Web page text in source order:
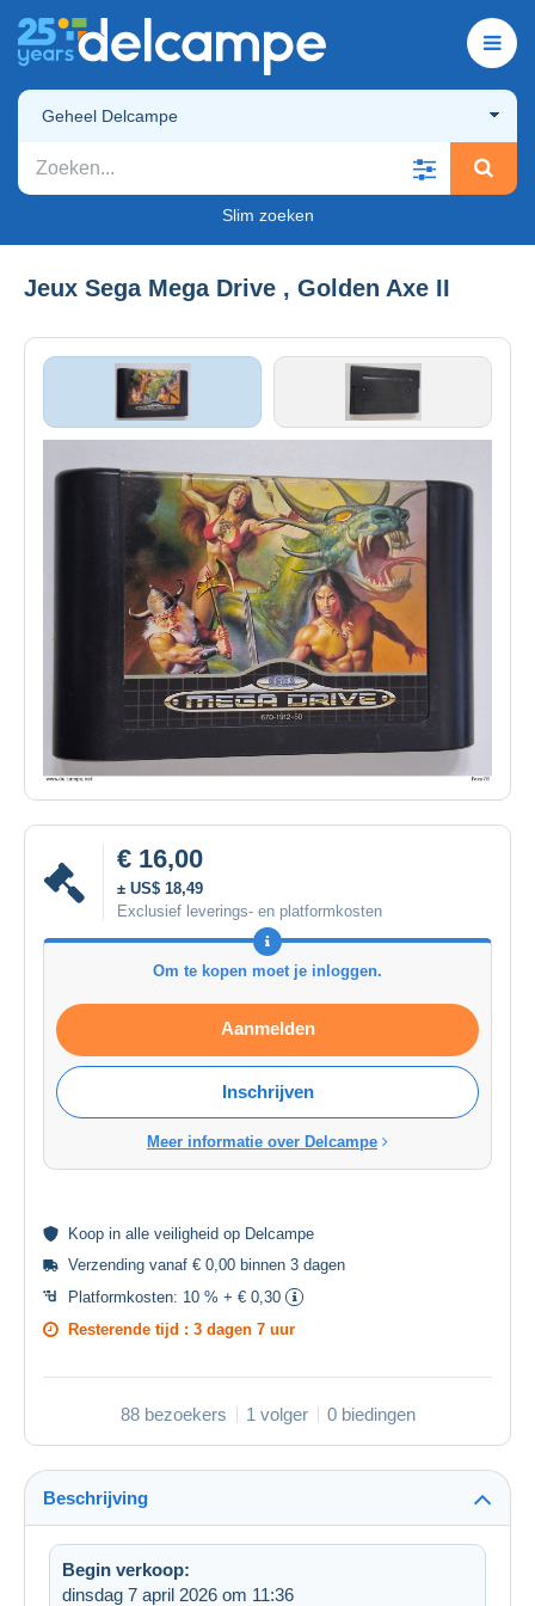
Geheel Delcampe
Slim zoeken
Jeux Sega Mega Drive , Golden Axe II
€ 16,00
± US$ 18,49
Exclusief leverings- en platformkosten
Om te kopen moet je inloggen.
Aanmelden
Inschrijven
Meer informatie over Delcampe
Koop in alle veiligheid op Delcampe
Verzending vanaf € 0,00 binnen 3 dagen
Platformkosten: 10 % + € 0,30
Resterende tijd : 3 dagen 7 uur
88 bezoekers 1 volger 0 biedingen
Beschrijving
Begin verkoop:
dinsdag 7 april 2026 om 11:36